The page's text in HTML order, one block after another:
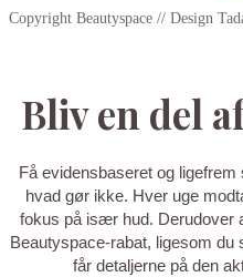
Copyright Beautyspace // Design
Bliv en del
Få evidensbaseret og
hvad gør ikke. Hver uge
fokus på især hud. Derudover
Beautyspace-rabat, ligesom du
får detaljerne på den